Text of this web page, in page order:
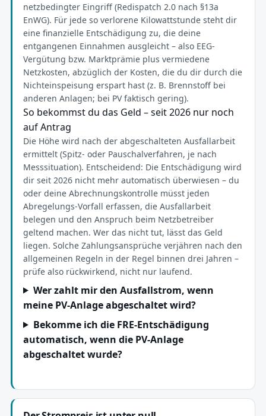
netzbedingter Eingriff (Redispatch 2.0 nach §13a
EnWG). Für jede so verlorene Kilowattstunde steht dir
eine finanzielle Entschädigung zu, die deine
entgangenen Einnahmen ausgleicht – also EEG-
Vergütung bzw. Marktprämie plus vermiedene
Netzkosten, abzüglich der Kosten, die du dir durch die
Nichteinspeisung erspart hast (z. B. Brennstoff bei
anderen Anlagen; bei PV faktisch gering).
So bekommst du das Geld – seit 2026 nur noch
auf Antrag
Die Höhe wird nach der abgeschalteten Ausfallarbeit
ermittelt (Spitz- oder Pauschalverfahren, je nach
Messsituation). Entscheidend: Die Entschädigung wird
dir seit 2026 nicht mehr automatisch überwiesen – du
oder deine Abrechnungskontrolle müsst jeden
Abregelungs-Vorfall erfassen, die Ausfallarbeit
belegen und den Anspruch beim Netzbetreiber
geltend machen. Wer das nicht tut, lässt das Geld
liegen. Solche Zahlungsansprüche verjähren nach den
allgemeinen Regeln in der Regel binnen drei Jahren –
prüfe also rückwirkend, nicht nur laufend.
Wer zahlt mir den Ausfallstrom, wenn
meine PV-Anlage abgeschaltet wird?
Bekomme ich die FRE-Entschädigung
automatisch, wenn die PV-Anlage
abgeschaltet wurde?